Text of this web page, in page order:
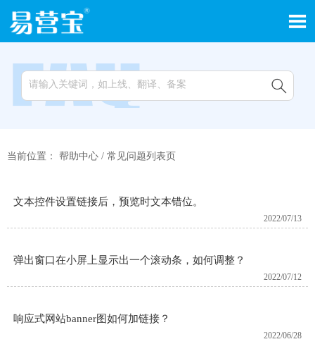


当前位置： 帮助中心 / 常见问题列表页
文本控件设置链接后，预览时文本错位。
2022/07/13
弹出窗口在小屏上显示出一个滚动条，如何调整？
2022/07/12
响应式网站banner图如何加链接？
2022/06/28